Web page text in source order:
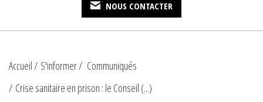
NOUS CONTACTER
Accueil S'informer
Communiqués
Crise sanitaire en prison : le Conseil (...)